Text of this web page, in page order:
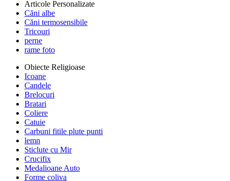
Articole Personalizate
Căni albe
Căni termosensibile
Tricouri
perne
rame foto
Obiecte Religioase
Icoane
Candele
Brelocuri
Bratari
Coliere
Catuie
Carbuni fitile plute punti
lemn
Sticlute cu Mir
Crucifix
Medalioane Auto
Forme coliva